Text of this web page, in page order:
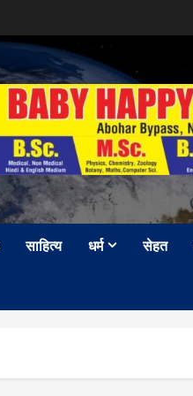
साहित्य धर्म सेहत